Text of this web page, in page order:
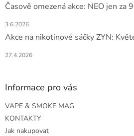
Časově omezená akce: NEO jen za
3.6.2026
Akce na nikotinové sáčky ZYN:
27.4.2026
Informace pro vás
VAPE & SMOKE MAG
KONTAKTY
Jak nakupovat